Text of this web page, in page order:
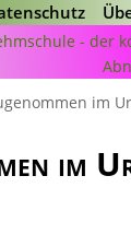
im
im